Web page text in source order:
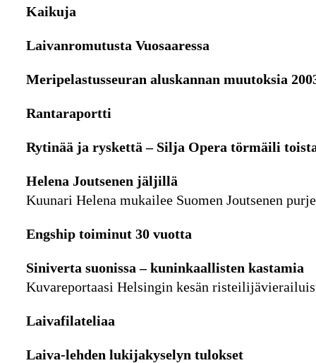
Kaikuja
Laivanromutusta Vuosaaressa
Meripelastusseuran aluskannan muutoksia
Rantaraportti
Rytinää ja ryskettä – Silja Opera törmäili
Helena Joutsenen jäljillä
Kuunari Helena mukailee Suomen Joutsenen
Engship toiminut 30 vuotta
Siniverta suonissa – kuninkaallisten kastamia
Kuvareportaasi Helsingin kesän
Laivafilateliaa
Laiva-lehden lukijakyselyn tulokset